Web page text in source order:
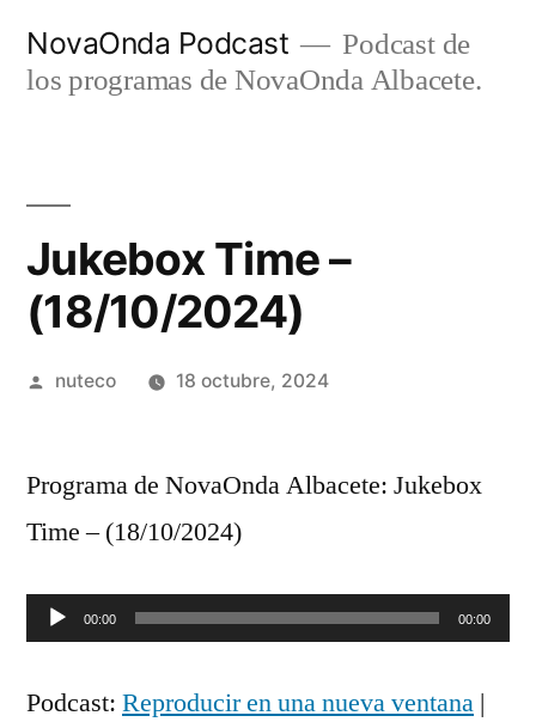
NovaOnda Podcast
Podcast de
los programas de NovaOnda Albacete.
Jukebox Time –
(18/10/2024)
Publicada
nuteco 18 octubre, 2024
Programa de NovaOnda Albacete: Jukebox
Time – (18/10/2024)
Reproductor
audio
00:00 00:00
Podcast: Reproducir en una nueva ventana |